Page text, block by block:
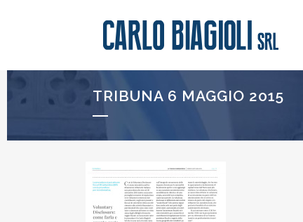
TRIBUNA 6 MAGGIO 2015